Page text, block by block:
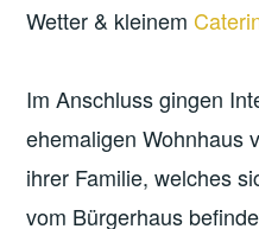
Wetter & kleinem
Im Anschluss gingen
ehemaligen Wohnhaus
ihrer Familie, welches
vom Bürgerhaus